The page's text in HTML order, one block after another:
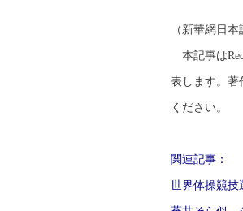
（新華網日本
本記事は
表します。著
ください。
関連記事：
世界体操競技